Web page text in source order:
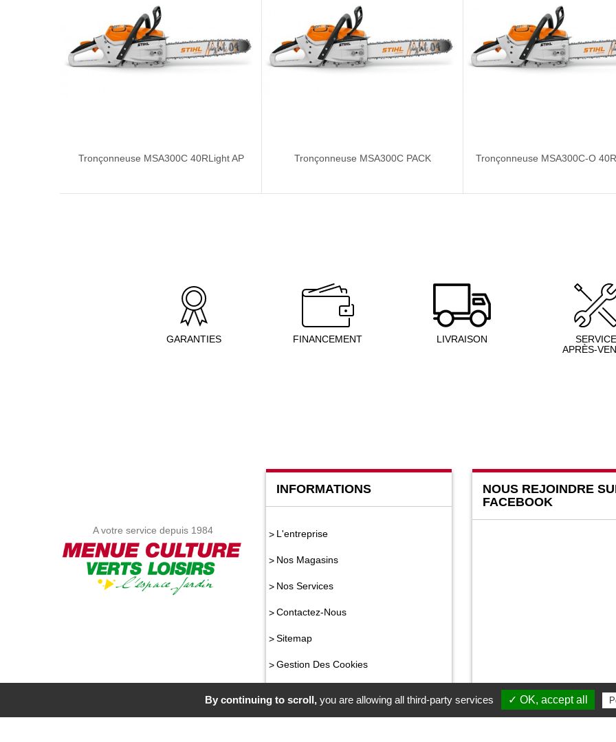
Tronçonneuse MSA300C 40RLight AP Tronçonneuse MSA300C PACK Tronçonneuse MSA300C-O
GARANTIES FINANCEMENT LIVRAISON
SERVICE
APRÈS-
A votre service depuis 1984
INFORMATIONS
L'entreprise
Nos Magasins
Nos Services
Contactez-Nous
Sitemap
Gestion Des Cookies
NOUS REJOINDRE
FACEBOOK
By continuing to scroll, you are allowing all third-party services ✓ OK, accept all